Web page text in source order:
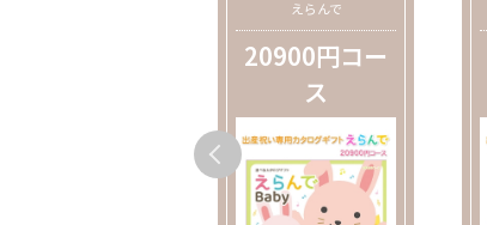
えらんで
20900円コー
ス